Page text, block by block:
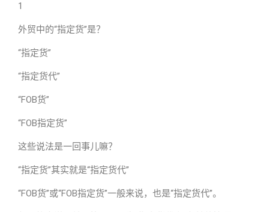
1
外贸中的“指定货”是？
“指定货”
“指定货代”
“FOB货”
“FOB指定货”
这些说法是一回事儿嘛？
“指定货”其实就是“指定货代”
“FOB货”或“FOB指定货”一般来说，也是“指定货代”。